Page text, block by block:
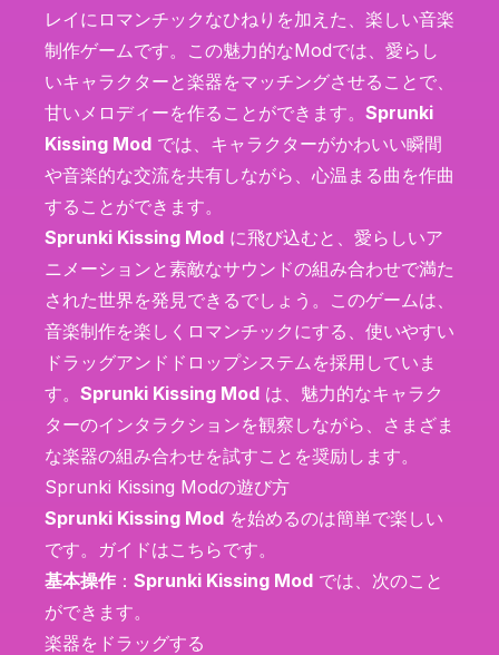
レイにロマンチックなひねりを加えた、楽しい音楽
制作ゲームです。この魅力的なModでは、愛らし
いキャラクターと楽器をマッチングさせることで、
甘いメロディーを作ることができます。 Sprunki
Kissing Mod では、キャラクターがかわいい瞬間
や音楽的な交流を共有しながら、心温まる曲を作曲
することができます。
Sprunki Kissing Mod に飛び込むと、愛らしいア
ニメーションと素敵なサウンドの組み合わせで満た
された世界を発見できるでしょう。このゲームは、
音楽制作を楽しくロマンチックにする、使いやすい
ドラッグアンドドロップシステムを採用していま
す。 Sprunki Kissing Mod は、魅力的なキャラク
ターのインタラクションを観察しながら、さまざま
な楽器の組み合わせを試すことを奨励します。
Sprunki Kissing Modの遊び方
Sprunki Kissing Mod を始めるのは簡単で楽しい
です。ガイドはこちらです。
基本操作 ： Sprunki Kissing Mod では、次のこと
ができます。
楽器をドラッグする